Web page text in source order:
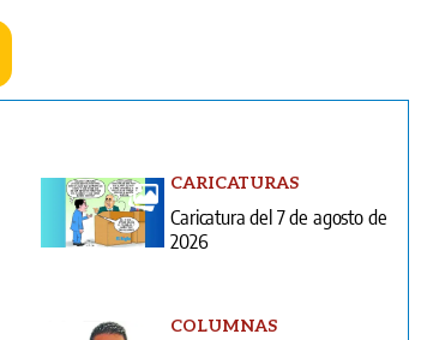
CARICATURAS
Caricatura del 7 de agosto de
2026
COLUMNAS